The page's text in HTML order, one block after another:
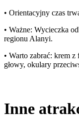
• Orientacyjny czas
• Ważne: Wycieczka
regionu Alanyi.
• Warto zabrać: krem
głowy, okulary
Inne